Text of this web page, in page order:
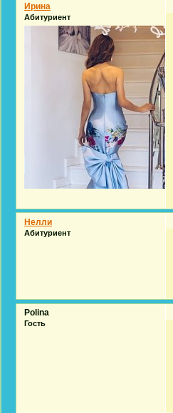
Ирина
Абитуриент
Нелли
Абитуриент
Polina
Гость